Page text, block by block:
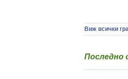
Детски
Жълтеница
Запек на
Виж всички
Последно